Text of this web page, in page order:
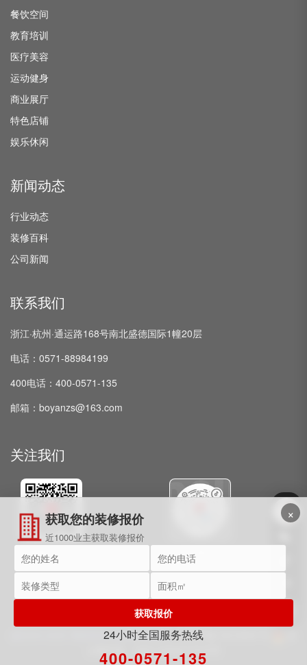
餐饮空间
教育培训
医疗美容
运动健身
商业展厅
特色店铺
娱乐休闲
新闻动态
行业动态
装修百科
公司新闻
联系我们
浙江·杭州·通运路168号南北盛德国际1幢20层
电话：0571-88984199
400电话：400-0571-135
邮箱：boyanzs@163.com
关注我们
微信公众号 抖音
@2009-2025 博妍装饰 保留所有权利。浙ICP备15018091号
公网安备：33011002017072号
获取您的装修报价
近1000业主获取装修报价
获取报价
24小时全国服务热线
400-0571-135
×